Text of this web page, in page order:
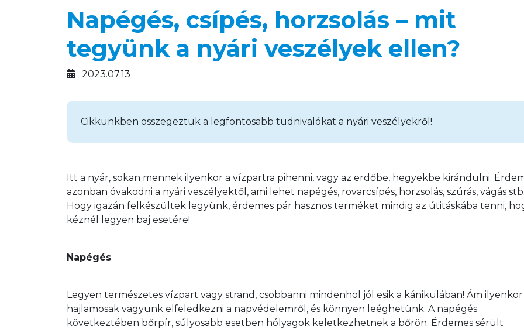
Napégés, csípés, horzsolás – mit
tegyünk a nyári veszélyek ellen?
2023.07.13
Cikkünkben összegeztük a legfontosabb tudnivalókat a nyári veszélyekről!
Itt a nyár, sokan mennek ilyenkor a vízpartra pihenni, vagy az erdőbe, hegyekbe kirándulni.
azonban óvakodni a nyári veszélyektől, ami lehet napégés, rovarcsípés, horzsolás, szúrás, vágás
Hogy igazán felkészültek legyünk, érdemes pár hasznos terméket mindig az útitáskába tenni,
kéznél legyen baj esetére!
Napégés
Legyen természetes vízpart vagy strand, csobbanni mindenhol jól esik a kánikulában! Ám
hajlamosak vagyunk elfeledkezni a napvédelemről, és könnyen leéghetünk. A napégés
következtében bőrpír, súlyosabb esetben hólyagok keletkezhetnek a bőrön. Érdemes sérült